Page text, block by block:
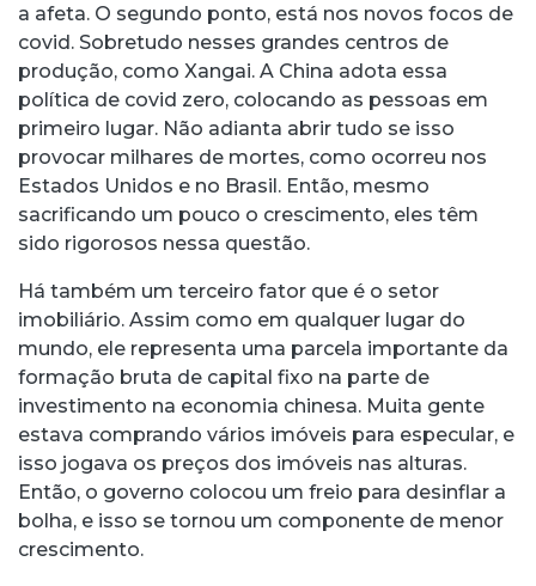
a afeta. O segundo ponto, está nos novos focos de
covid. Sobretudo nesses grandes centros de
produção, como Xangai. A China adota essa
política de covid zero, colocando as pessoas em
primeiro lugar. Não adianta abrir tudo se isso
provocar milhares de mortes, como ocorreu nos
Estados Unidos e no Brasil. Então, mesmo
sacrificando um pouco o crescimento, eles têm
sido rigorosos nessa questão.
Há também um terceiro fator que é o setor
imobiliário. Assim como em qualquer lugar do
mundo, ele representa uma parcela importante da
formação bruta de capital fixo na parte de
investimento na economia chinesa. Muita gente
estava comprando vários imóveis para especular, e
isso jogava os preços dos imóveis nas alturas.
Então, o governo colocou um freio para desinflar a
bolha, e isso se tornou um componente de menor
crescimento.